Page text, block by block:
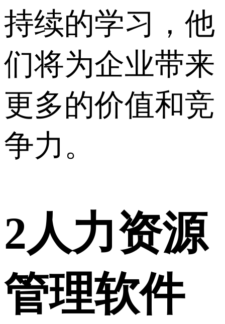
持续的学习，他
们将为企业带来
更多的价值和竞
争力。
2人力资源
管理软件